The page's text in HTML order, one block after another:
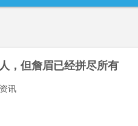
，但詹眉已经拼尽所有
讯